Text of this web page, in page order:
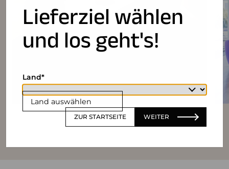
Lieferziel wählen
und los geht's!
Land auswählen
Land
ZUR STARTSEITE WEITER